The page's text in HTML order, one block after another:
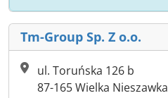
Tm-Group Sp. Z o.o.
ul. Toruńska 126 b
87-165 Wielka Nieszawka